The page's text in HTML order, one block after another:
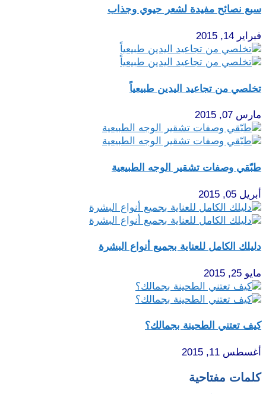
سبع نصائح مفيدة لشعر حيوي وجذاب
فبراير 14, 2015
تخلصي من تجاعيد اليدين طبيعياً
مارس 07, 2015
طبّقي وصفات تشقير الوجه الطبيعية
أبريل 05, 2015
دليلك الكامل للعناية بجميع أنواع البشرة
مايو 25, 2015
كيف تعتني الطحينة بجمالك؟
أغسطس 11, 2015
كلمات مفتاحية